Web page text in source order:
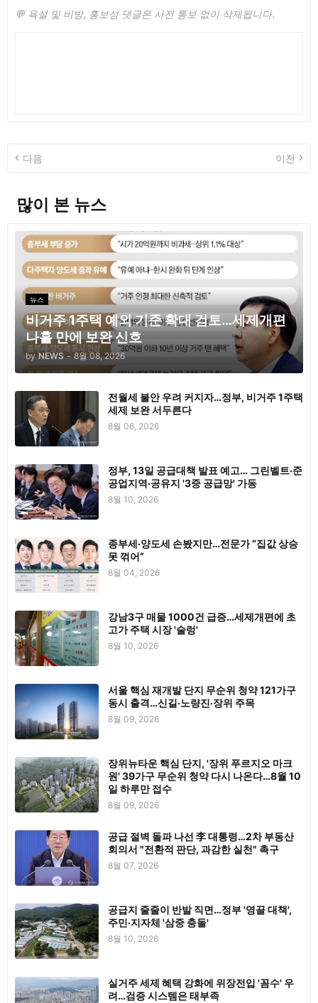
💬 욕설 및 비방, 홍보성 댓글은 사전 통보 없이 삭제됩니다.
다음 이전
많이 본 뉴스
뉴스
비거주 1주택 예외 기준 확대 검토…세제개편
나흘 만에 보완 신호
by NEWS - 8월 08, 2026
전월세 불안 우려 커지자…정부, 비거주 1주택
세제 보완 서두른다
8월 06, 2026
정부, 13일 공급대책 발표 예고… 그린벨트·준
공업지역·공유지 '3중 공급망' 가동
8월 10, 2026
종부세·양도세 손봤지만…전문가 “집값 상승
못 꺾어”
8월 04, 2026
강남3구 매물 1000건 급증…세제개편에 초
고가 주택 시장 '술렁'
8월 10, 2026
서울 핵심 재개발 단지 무순위 청약 121가구
동시 출격…신길·노량진·장위 주목
8월 09, 2026
장위뉴타운 핵심 단지, '장위 푸르지오 마크
원' 39가구 무순위 청약 다시 나온다…8월 10
일 하루만 접수
8월 09, 2026
공급 절벽 돌파 나선 李 대통령…2차 부동산
회의서 "전환적 판단, 과감한 실천" 촉구
8월 07, 2026
공급지 줄줄이 반발 직면…정부 '영끌 대책',
주민·지자체 '삼중 충돌'
8월 10, 2026
실거주 세제 혜택 강화에 위장전입 '꼼수' 우
려…검증 시스템은 태부족